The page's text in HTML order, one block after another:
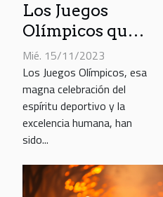
Los Juegos
Olímpicos que
cambiaron la
historia
Mié. 15/11/2023
Los Juegos Olímpicos, esa
magna celebración del
espíritu deportivo y la
excelencia humana, han
sido...